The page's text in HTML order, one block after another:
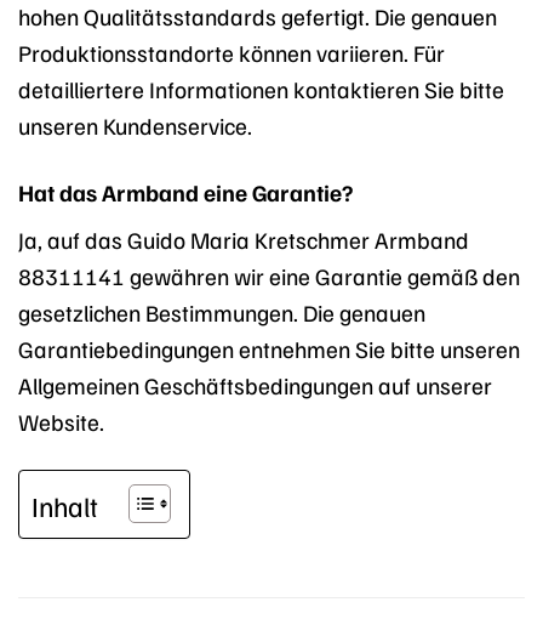
hohen Qualitätsstandards gefertigt. Die genauen
Produktionsstandorte können variieren. Für
detailliertere Informationen kontaktieren Sie bitte
unseren Kundenservice.
Hat das Armband eine Garantie?
Ja, auf das Guido Maria Kretschmer Armband
88311141 gewähren wir eine Garantie gemäß den
gesetzlichen Bestimmungen. Die genauen
Garantiebedingungen entnehmen Sie bitte unseren
Allgemeinen Geschäftsbedingungen auf unserer
Website.
Inhalt